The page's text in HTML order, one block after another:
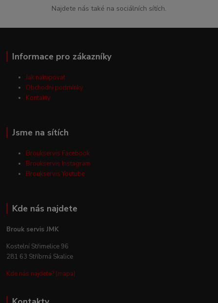
Najdete nás také na sociálních sítích.
Informace pro zákazníky
Jak nakupovat
Obchodní podmínky
Kontakty
Jsme na sítích
Broukservis Facebook
Broukservis Instagram
Broukservis Youtube
Kde nás najdete
Brouk servis JMK
Kostelní Střimelice 96
281 63 Stříbrná Skalice
Kde nás najdete? (mapa)